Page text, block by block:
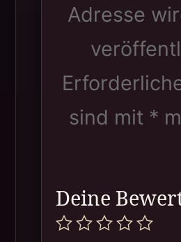
Adresse
sind mit *
Deine